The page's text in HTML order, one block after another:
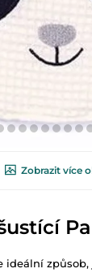
Zobrazit více
ideální